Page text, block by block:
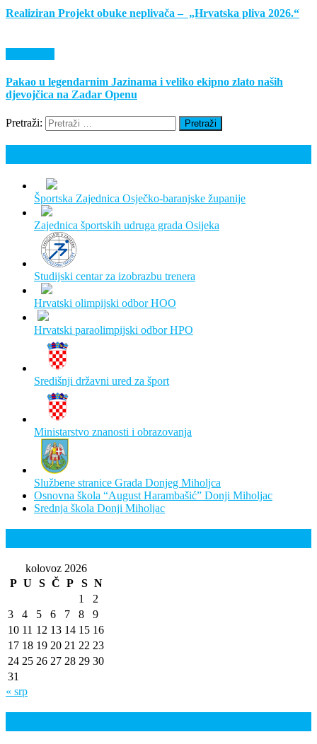
Realiziran Projekt obuke neplivača – „Hrvatska pliva 2026.“
Pakao u legendarnim Jazinama i veliko ekipno zlato naših
djevojčica na Zadar Openu
Pretraži:
Športska Zajednica Osječko-baranjske županije
Zajednica športskih udruga grada Osijeka
Studijski centar za izobrazbu trenera
Hrvatski olimpijski odbor HOO
Hrvatski paraolimpijski odbor HPO
Središnji državni ured za šport
Ministarstvo znanosti i obrazovanja
Službene stranice Grada Donjeg Miholjca
Osnovna škola “August Harambašić” Donji Miholjac
Srednja škola Donji Miholjac
kolovoz 2026
P U S Č P S N
1
2
3
4 5 6 7 8
9
10 11 12 13 14 15 16
17 18 19 20 21 22 23
24 25 26 27 28 29 30
31
« srp